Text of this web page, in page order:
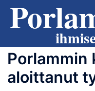
Skip
content
Porlammin
aloittanut